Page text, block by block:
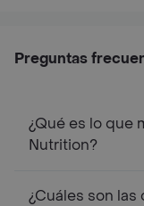
Preguntas
¿Qué es lo que
Nutrition?
¿Cuáles son